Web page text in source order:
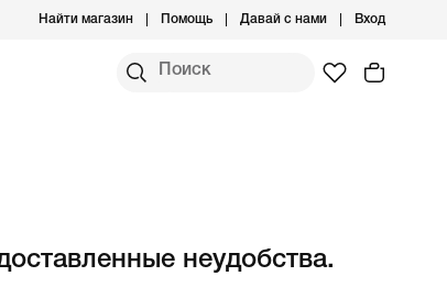
Найти магазин Помощь Давай с нами Вход
неудобства.